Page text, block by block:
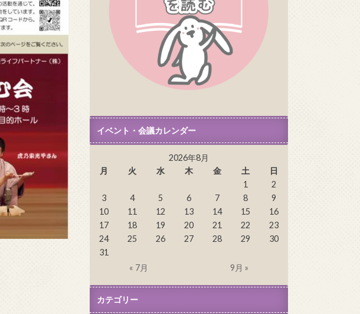
イベント・会議カレンダー
2026年8月
月
火 水 木 金 土
日
1
2
3
4 5 6 7 8
9
10
11 12 13 14 15
16
17
18 19 20 21 22
23
24
25 26 27 28 29
30
31
« 7月
9月 »
カテゴリー